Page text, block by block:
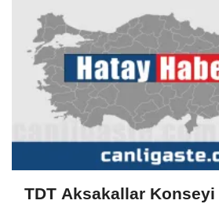
TDT Aksakallar Konseyi